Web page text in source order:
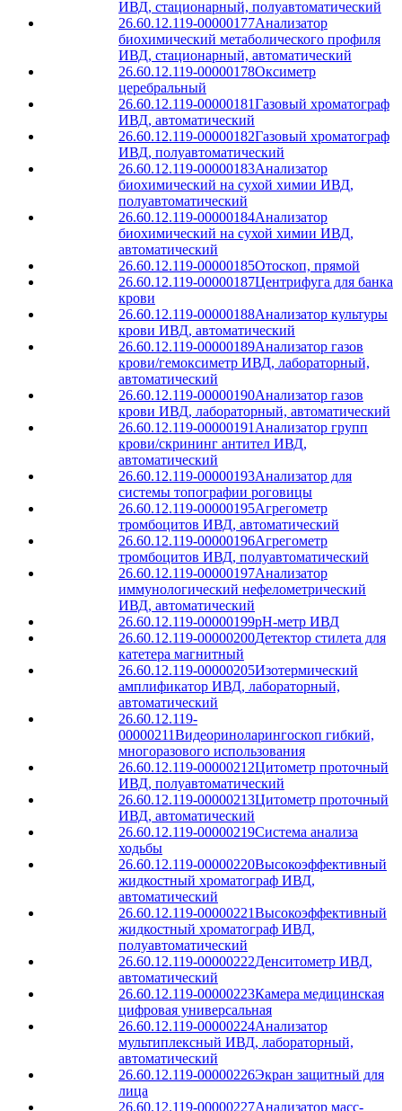
ИВД, стационарный, полуавтоматический
26.60.12.119-00000177Анализатор
биохимический метаболического профиля
ИВД, стационарный, автоматический
26.60.12.119-00000178Оксиметр
церебральный
26.60.12.119-00000181Газовый хроматограф
ИВД, автоматический
26.60.12.119-00000182Газовый хроматограф
ИВД, полуавтоматический
26.60.12.119-00000183Анализатор
биохимический на сухой химии ИВД,
полуавтоматический
26.60.12.119-00000184Анализатор
биохимический на сухой химии ИВД,
автоматический
26.60.12.119-00000185Отоскоп, прямой
26.60.12.119-00000187Центрифуга для банка
крови
26.60.12.119-00000188Анализатор культуры
крови ИВД, автоматический
26.60.12.119-00000189Анализатор газов
крови/гемоксиметр ИВД, лабораторный,
автоматический
26.60.12.119-00000190Анализатор газов
крови ИВД, лабораторный, автоматический
26.60.12.119-00000191 Анализатор групп
крови/скрининг антител ИВД,
автоматический
26.60.12.119-00000193Анализатор для
системы топографии роговицы
26.60.12.119-00000195Агрегометр
тромбоцитов ИВД, автоматический
26.60.12.119-00000196Агрегометр
тромбоцитов ИВД, полуавтоматический
26.60.12.119-00000197Анализатор
иммунологический нефелометрический
ИВД, автоматический
26.60.12.119-00000199pH-метр ИВД
26.60.12.119-00000200Детектор стилета для
катетера магнитный
26.60.12.119-00000205Изотермический
амплификатор ИВД, лабораторный,
автоматический
26.60.12.119-
00000211Видеориноларингоскоп гибкий,
многоразового использования
26.60.12.119-00000212Цитометр проточный
ИВД, полуавтоматический
26.60.12.119-00000213Цитометр проточный
ИВД, автоматический
26.60.12.119-00000219Система анализа
ходьбы
26.60.12.119-00000220Высокоэффективный
жидкостный хроматограф ИВД,
автоматический
26.60.12.119-00000221Высокоэффективный
жидкостный хроматограф ИВД,
полуавтоматический
26.60.12.119-00000222Денситометр ИВД,
автоматический
26.60.12.119-00000223Камера медицинская
цифровая универсальная
26.60.12.119-00000224Анализатор
мультиплексный ИВД, лабораторный,
автоматический
26.60.12.119-00000226Экран защитный для
лица
26.60.12.119-00000227Анализатор масс-